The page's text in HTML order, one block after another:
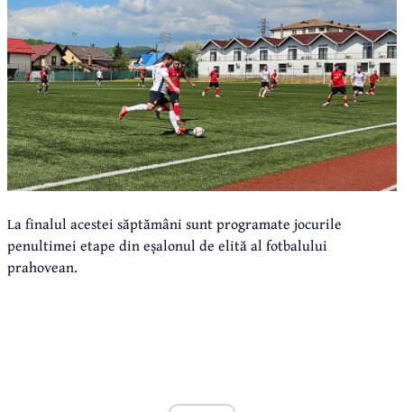
La finalul acestei săptămâni sunt programate jocurile
penultimei etape din eșalonul de elită al fotbalului
prahovean.